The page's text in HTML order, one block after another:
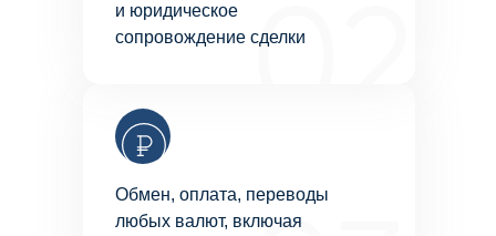
и юридическое
сопровождение сделки
Обмен, оплата, переводы
любых валют, включая